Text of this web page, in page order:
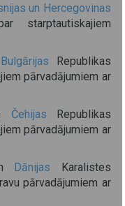
un Hercegovinas
starptautiskajiem
Bulgārijas Republikas
pārvadājumiem ar
Čehijas Republikas
pārvadājumiem ar
Dānijas Karalistes
pārvadājumiem ar